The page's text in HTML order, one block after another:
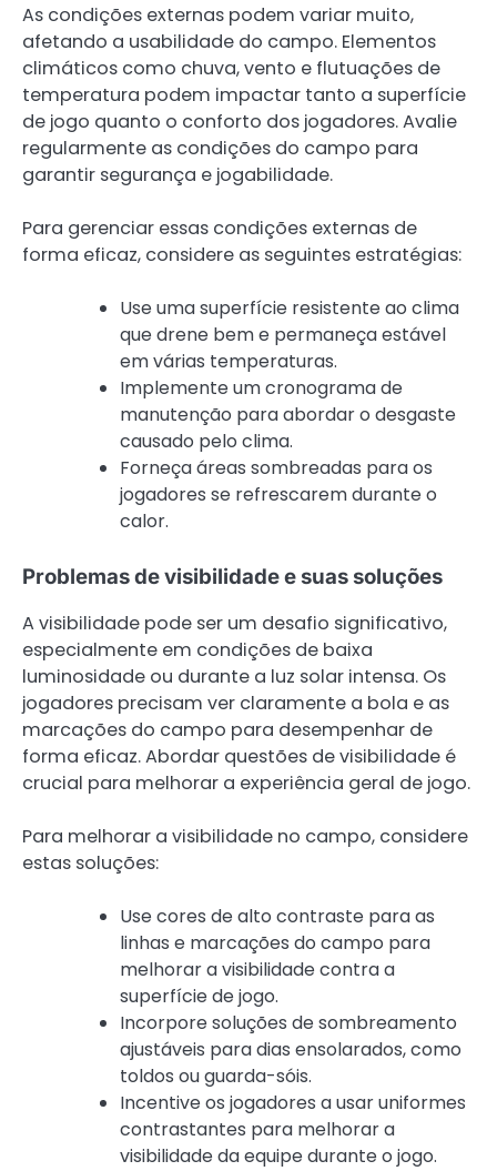
As condições externas podem variar muito,
afetando a usabilidade do campo. Elementos
climáticos como chuva, vento e flutuações de
temperatura podem impactar tanto a superfície
de jogo quanto o conforto dos jogadores. Avalie
regularmente as condições do campo para
garantir segurança e jogabilidade.
Para gerenciar essas condições externas de
forma eficaz, considere as seguintes estratégias:
Use uma superfície resistente ao clima
que drene bem e permaneça estável
em várias temperaturas.
Implemente um cronograma de
manutenção para abordar o desgaste
causado pelo clima.
Forneça áreas sombreadas para os
jogadores se refrescarem durante o
calor.
Problemas de visibilidade e suas soluções
A visibilidade pode ser um desafio significativo,
especialmente em condições de baixa
luminosidade ou durante a luz solar intensa. Os
jogadores precisam ver claramente a bola e as
marcações do campo para desempenhar de
forma eficaz. Abordar questões de visibilidade é
crucial para melhorar a experiência geral de jogo.
Para melhorar a visibilidade no campo, considere
estas soluções:
Use cores de alto contraste para as
linhas e marcações do campo para
melhorar a visibilidade contra a
superfície de jogo.
Incorpore soluções de sombreamento
ajustáveis para dias ensolarados, como
toldos ou guarda-sóis.
Incentive os jogadores a usar uniformes
contrastantes para melhorar a
visibilidade da equipe durante o jogo.